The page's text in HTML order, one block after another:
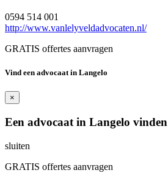
0594 514 001
http://www.vanlelyveldadvocaten.nl/
GRATIS offertes aanvragen
Vind een advocaat in Langelo
×
Een advocaat in Langelo vinden
sluiten
GRATIS offertes aanvragen